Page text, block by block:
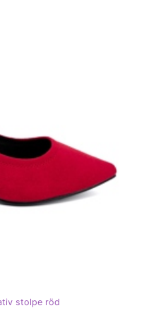
stolpe röd